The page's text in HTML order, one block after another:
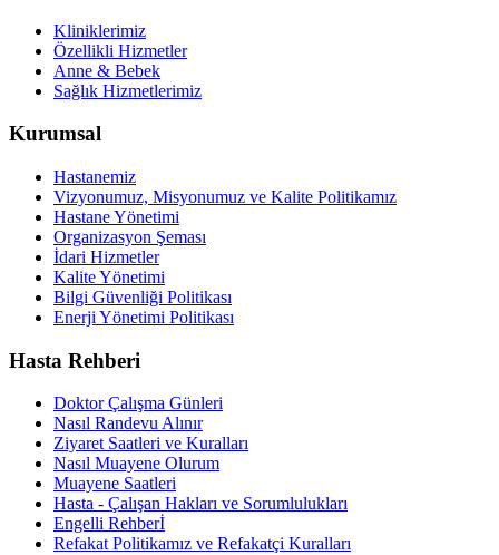
Kliniklerimiz
Özellikli Hizmetler
Anne & Bebek
Sağlık Hizmetlerimiz
Kurumsal
Hastanemiz
Vizyonumuz, Misyonumuz ve Kalite Politikamız
Hastane Yönetimi
Organizasyon Şeması
İdari Hizmetler
Kalite Yönetimi
Bilgi Güvenliği Politikası
Enerji Yönetimi Politikası
Hasta Rehberi
Doktor Çalışma Günleri
Nasıl Randevu Alınır
Ziyaret Saatleri ve Kuralları
Nasıl Muayene Olurum
Muayene Saatleri
Hasta - Çalışan Hakları ve Sorumlulukları
Engelli Rehberİ
Refakat Politikamız ve Refakatçi Kuralları